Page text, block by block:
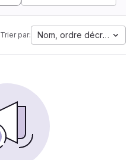
Trier par: Nom, ordre décroissant